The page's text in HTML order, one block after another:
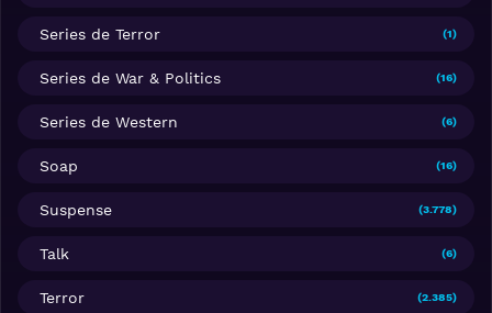
Series de Terror (1)
Series de War & Politics (16)
Series de Western (6)
Soap (16)
Suspense (3.778)
Talk (6)
Terror (2.385)